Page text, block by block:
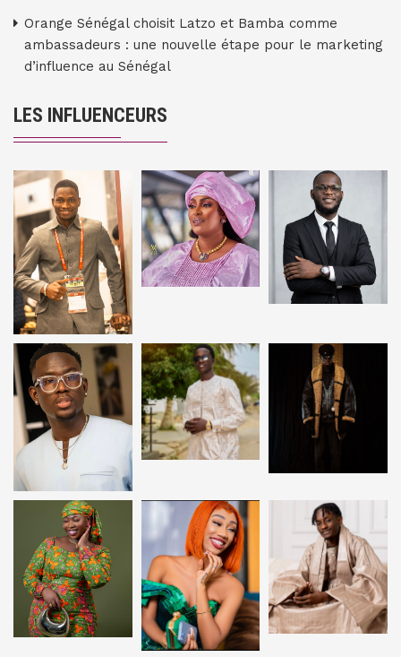
Orange Sénégal choisit Latzo et Bamba comme
ambassadeurs : une nouvelle étape pour le marketing
d’influence au Sénégal
LES INFLUENCEURS